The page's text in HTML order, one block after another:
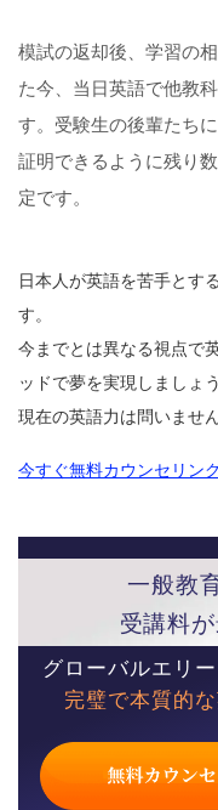
模試の返却後、学習の
た今、当日英語で他教
す。受験生の後輩たち
証明できるように残り
定です。
日本人が英語を苦手とす
す。
今までとは異なる視点で
ッドで夢を実現しましょう
現在の英語力は問いませ
今すぐ無料カウンセリン
一般教
受講料
グローバルエリ
完璧で本質的